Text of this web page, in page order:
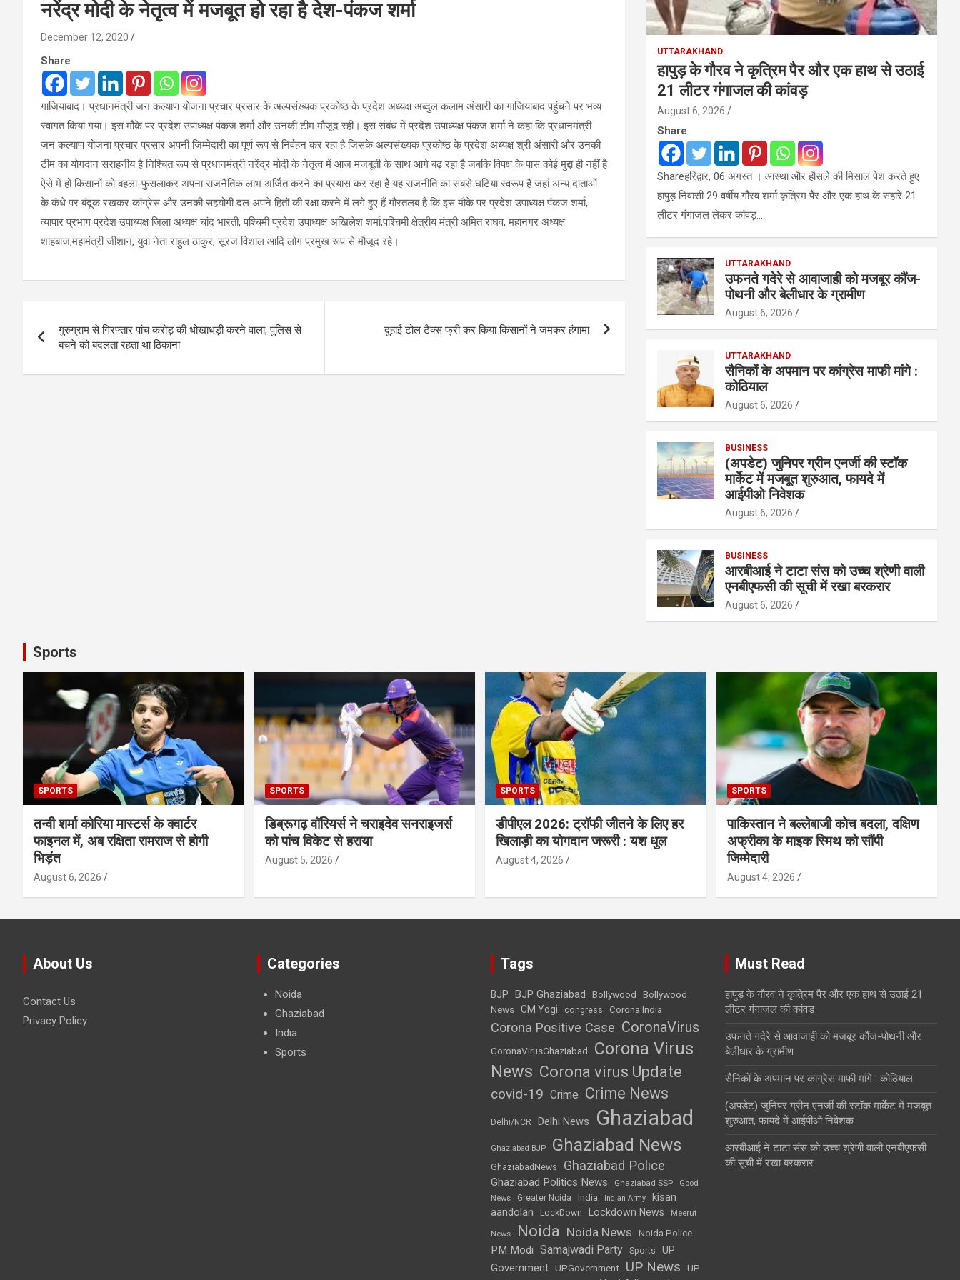
नरेंद्र मोदी के नेतृत्व में मजबूत हो रहा है देश-पंकज शर्मा
December 12, 2020
Share
गाजियाबाद। प्रधानमंत्री जन कल्याण योजना प्रचार प्रसार के अल्पसंख्यक प्रकोष्ठ के प्रदेश अध्यक्ष अब्दुल कलाम अंसारी का गाजियाबाद पहुंचने पर भव्य
स्वागत किया गया। इस मौके पर प्रदेश उपाध्यक्ष पंकज शर्मा और उनकी टीम मौजूद रही। इस संबंध में प्रदेश उपाध्यक्ष पंकज शर्मा ने कहा कि प्रधानमंत्री
जन कल्याण योजना प्रचार प्रसार अपनी जिम्मेदारी का पूर्ण रूप से निर्वहन कर रहा है जिसके अल्पसंख्यक प्रकोष्ठ के प्रदेश अध्यक्ष श्री अंसारी और उनकी
टीम का योगदान सराहनीय है निश्चित रूप से प्रधानमंत्री नरेंद्र मोदी के नेतृत्व में आज मजबूती के साथ आगे बढ़ रहा है जबकि विपक्ष के पास कोई मुद्दा ही नहीं है
ऐसे में हो किसानों को बहला-फुसलाकर अपना राजनैतिक लाभ अर्जित करने का प्रयास कर रहा है यह राजनीति का सबसे घटिया स्वरूप है जहां अन्य दाताओं
के कंधे पर बंदूक रखकर कांग्रेस और उनकी सहयोगी दल अपने हितों की रक्षा करने में लगे हुए हैं गौरतलब है कि इस मौके पर प्रदेश उपाध्यक्ष पंकज शर्मा,
व्यापार प्रभाग प्रदेश उपाध्यक्ष जिला अध्यक्ष चांद भारती, पश्चिमी प्रदेश उपाध्यक्ष अखिलेश शर्मा,पश्चिमी क्षेत्रीय मंत्री अमित राघव, महानगर अध्यक्ष
शाहबाज,महामंत्री जीशान, युवा नेता राहुल ठाकुर, सूरज विशाल आदि लोग प्रमुख रूप से मौजूद रहे।
navigation
गुरुग्राम से गिरफ्तार पांच करोड़ की धोखाधड़ी करने वाला, पुलिस से
बचने को बदलता रहता था ठिकाना
दुहाई टोल टैक्स फ्री कर किया किसानों ने जमकर हंगामा
UTTARAKHAND
हापुड़ के गौरव ने कृत्रिम पैर और एक हाथ से उठाई
21 लीटर गंगाजल की कांवड़
August 6, 2026
Share
Shareहरिद्वार, 06 अगस्त । आस्था और हौसले की मिसाल पेश करते हुए
हापुड़ निवासी 29 वर्षीय गौरव शर्मा कृत्रिम पैर और एक हाथ के सहारे 21
लीटर गंगाजल लेकर कांवड़…
UTTARAKHAND
उफनते गदेरे से आवाजाही को मजबूर कौंज-
पोथनी और बेलीधार के ग्रामीण
August 6, 2026
UTTARAKHAND
सैनिकों के अपमान पर कांग्रेस माफी मांगे :
कोठियाल
August 6, 2026
BUSINESS
(अपडेट) जुनिपर ग्रीन एनर्जी की स्टॉक
मार्केट में मजबूत शुरुआत, फायदे में
आईपीओ निवेशक
August 6, 2026
BUSINESS
आरबीआई ने टाटा संस को उच्च श्रेणी वाली
एनबीएफसी की सूची में रखा बरकरार
August 6, 2026
Sports
SPORTS
तन्वी शर्मा कोरिया मास्टर्स के क्वार्टर
फाइनल में, अब रक्षिता रामराज से होगी
भिड़ंत
August 6, 2026
SPORTS
डिब्रूगढ़ वॉरियर्स ने चराइदेव सनराइजर्स
को पांच विकेट से हराया
August 5, 2026
SPORTS
डीपीएल 2026: ट्रॉफी जीतने के लिए हर
खिलाड़ी का योगदान जरूरी : यश धुल
August 4, 2026
SPORTS
पाकिस्तान ने बल्लेबाजी कोच बदला, दक्षिण
अफ्रीका के माइक स्मिथ को सौंपी
जिम्मेदारी
August 4, 2026
About Us
Contact Us
Privacy Policy
Categories
Noida
Ghaziabad
India
Sports
Tags
BJP BJP Ghaziabad Bollywood
Bollywood
News CM Yogi congress Corona India
Corona Positive Case CoronaVirus
CoronaVirusGhaziabad
Corona Virus
News Corona virus Update
covid-19 Crime Crime News
Delhi/NCR Delhi News Ghaziabad
Ghaziabad BJP Ghaziabad News
GhaziabadNews Ghaziabad Police
Ghaziabad Politics News Ghaziabad SSP
Good
News
Greater Noida India Indian Army
kisan
aandolan
LockDown Lockdown News Meerut
News Noida Noida News Noida Police
PM Modi Samajwadi Party Sports
UP
Government UPGovernment UP News
UP
Must Read
हापुड़ के गौरव ने कृत्रिम पैर और एक हाथ से उठाई 21
लीटर गंगाजल की कांवड़
उफनते गदेरे से आवाजाही को मजबूर कौंज-पोथनी और
बेलीधार के ग्रामीण
सैनिकों के अपमान पर कांग्रेस माफी मांगे : कोठियाल
(अपडेट) जुनिपर ग्रीन एनर्जी की स्टॉक मार्केट में मजबूत
शुरुआत, फायदे में आईपीओ निवेशक
आरबीआई ने टाटा संस को उच्च श्रेणी वाली एनबीएफसी
की सूची में रखा बरकरार